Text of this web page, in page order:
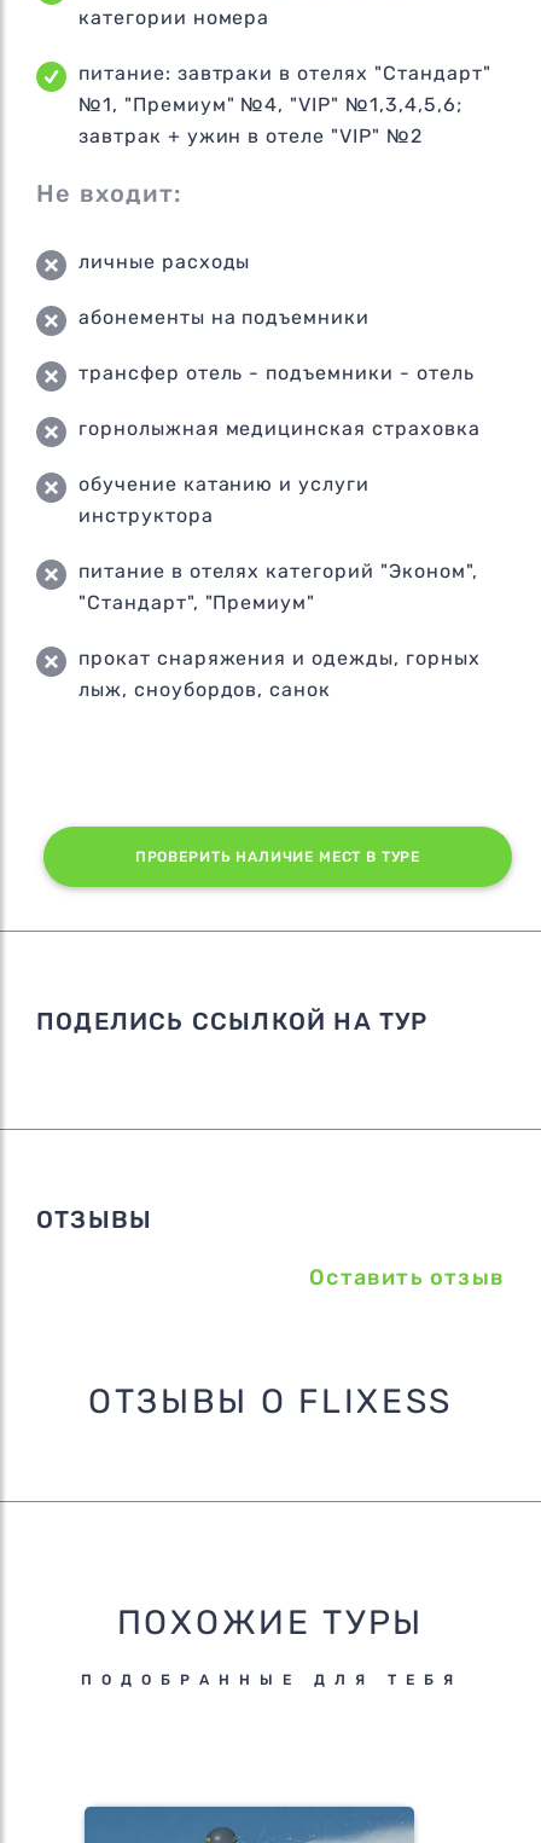
категории номера
питание: завтраки в отелях "Стандарт"
№1, "Премиум" №4, "VIP" №1,3,4,5,6;
завтрак + ужин в отеле "VIP" №2
Не входит:
личные расходы
абонементы на подъемники
трансфер отель - подъемники - отель
горнолыжная медицинская страховка
обучение катанию и услуги
инструктора
питание в отелях категорий "Эконом",
"Стандарт", "Премиум"
прокат снаряжения и одежды, горных
лыж, сноубордов, санок
ПРОВЕРИТЬ НАЛИЧИЕ МЕСТ В ТУРЕ
ПОДЕЛИСЬ ССЫЛКОЙ НА ТУР
ОТЗЫВЫ
Оставить отзыв
ОТЗЫВЫ О FLIXESS
ПОХОЖИЕ ТУРЫ
ПОДОБРАННЫЕ ДЛЯ ТЕБЯ